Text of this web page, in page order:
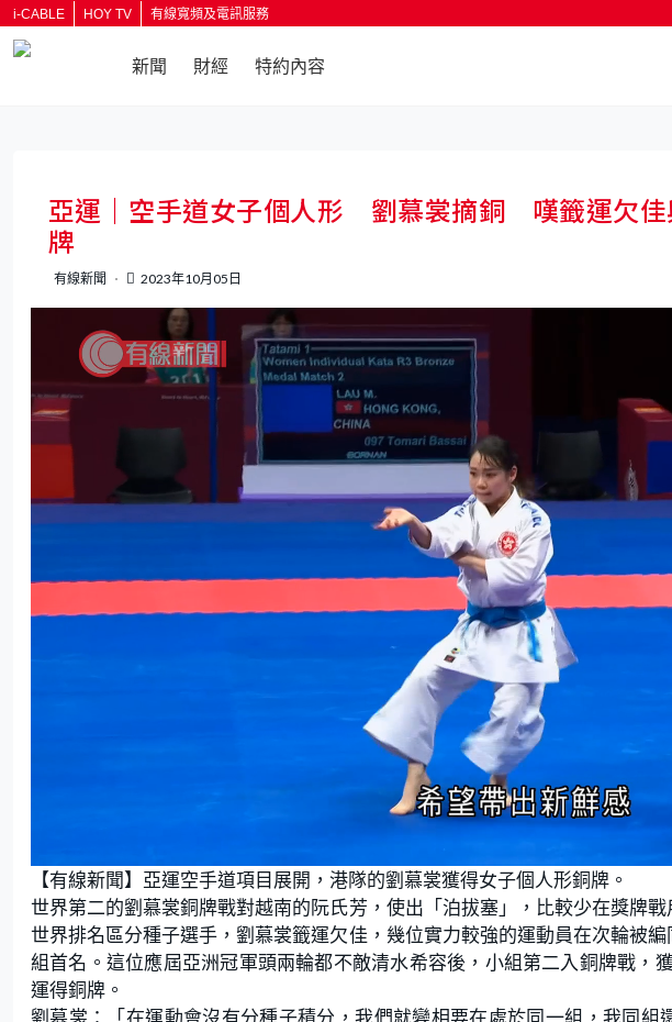
i-CABLE HOY TV 有線寬頻及電訊服務
新聞 財經 特約內容
亞運｜空手道女子個人形 劉慕裳摘銅 嘆籤運欠
牌
有線新聞 2023年10月05日
n
m
u
a
d
:
4
8
.
2
1
【有線新聞】亞運空手道項目展開，港隊的劉慕裳獲得女子個人形銅牌。
世界第二的劉慕裳銅牌戰對越南的阮氏芳，使出「泊拔塞」，比較少在獎牌
世界排名區分種子選手，劉慕裳籤運欠佳，幾位實力較強的運動員在次輪被
組首名。這位應屆亞洲冠軍頭兩輪都不敵清水希容後，小組第二入銅牌戰，
運得銅牌。
劉慕裳：「在運動會沒有分種子積分，我們就變相要在處於同一組，我同